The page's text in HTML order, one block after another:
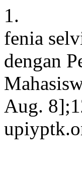
1.
fenia
dengan
Aug.